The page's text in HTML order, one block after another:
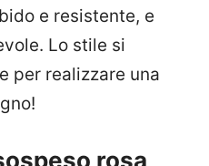
e resistente, e
Lo stile si
per realizzare una